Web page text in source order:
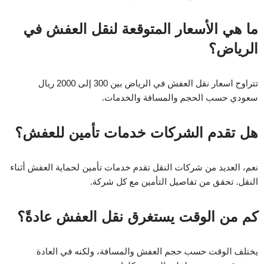
ما هي الأسعار المتوقعة لنقل العفش في
الرياض؟
تتراوح اسعار نقل العفش في الرياض بين 300 إلى 2000 ريال
سعودي حسب الحجم والمسافة والخدمات.
هل تقدم الشركات خدمات تأمين للعفش؟
نعم، العديد من شركات النقل تقدم خدمات تأمين لحماية العفش أثناء
النقل. تحقق من تفاصيل التأمين مع كل شركة.
كم من الوقت يستغرق نقل العفش عادةً؟
يختلف الوقت حسب حجم العفش والمسافة، ولكنه في العادة